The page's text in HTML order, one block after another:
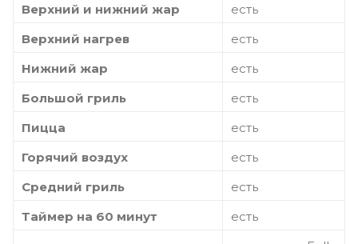
Верхний и нижний жар
есть
Верхний нагрев
есть
Нижний жар
есть
Большой гриль
есть
Пицца
есть
Горячий воздух
есть
Средний гриль
есть
Таймер на 60 минут
есть